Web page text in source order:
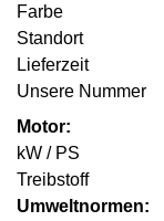
Farbe
Standort
Lieferzeit
Unsere Nummer
Motor:
kW / PS
Treibstoff
Umweltnormen: